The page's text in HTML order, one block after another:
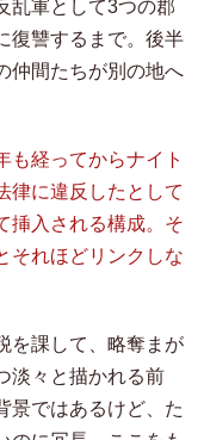
乱軍として3つの郡
復讐するまで。後半
仲間たちが別の地へ
経ってからナイト
律に違反したとして
挿入される構成。そ
それほどリンクしな
課して、略奪まが
淡々と描かれる前
景ではあるけど、た